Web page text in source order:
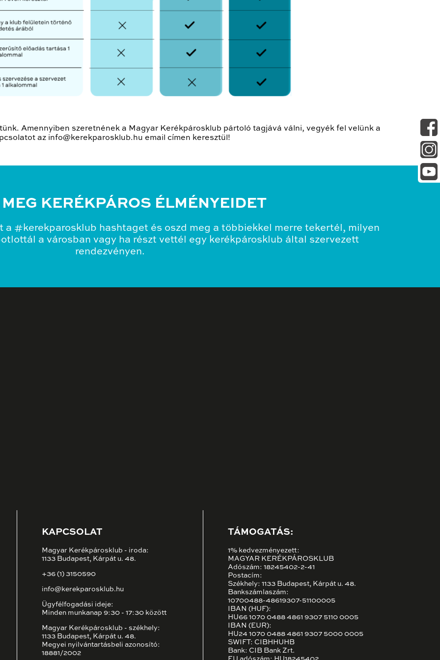
Amennyiben szeretnének a Magyar Kerékpárosklub pártoló tagjává válni, vegyék fel velünk a
az info@kerekparosklub.hu email címen keresztül!
KERÉKPÁROS ÉLMÉNYEIDET
#kerekparosklub hashtaget és oszd meg a többiekkel merre tekertél, milyen
a városban vagy ha részt vettél egy kerékpárosklub által szervezett
rendezvényen.
KAPCSOLAT
Magyar Kerékpárosklub - iroda:
1133 Budapest, Kárpát u. 48.
+36 (1) 3150590
info@kerekparosklub.hu
Ügyfélfogadási ideje:
Minden munkanap 9:30 - 17:30 között
Magyar Kerékpárosklub - székhely:
1133 Budapest, Kárpát u. 48.
Megyei nyilvántartásbeli azonosító:
18881/2002
TÁMOGATÁS:
1% kedvezményezett:
MAGYAR KERÉKPÁROSKLUB
Adószám: 18245402-2-41
Postacím:
Székhely: 1133 Budapest, Kárpát u. 48.
Bankszámlaszám:
10700488-48619307-51100005
IBAN (HUF):
HU66 1070 0488 4861 9307 5110 0005
IBAN (EUR):
HU24 1070 0488 4861 9307 5000 0005
SWIFT: CIBHHUHB
Bank: CIB Bank Zrt.